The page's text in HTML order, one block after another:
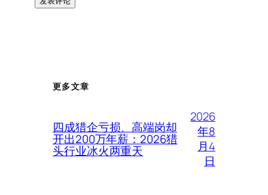
更多文章
四成猎企亏损、高端岗却
开出200万年薪：2026猎
头行业冰火两重天
2026
年8
月4
日